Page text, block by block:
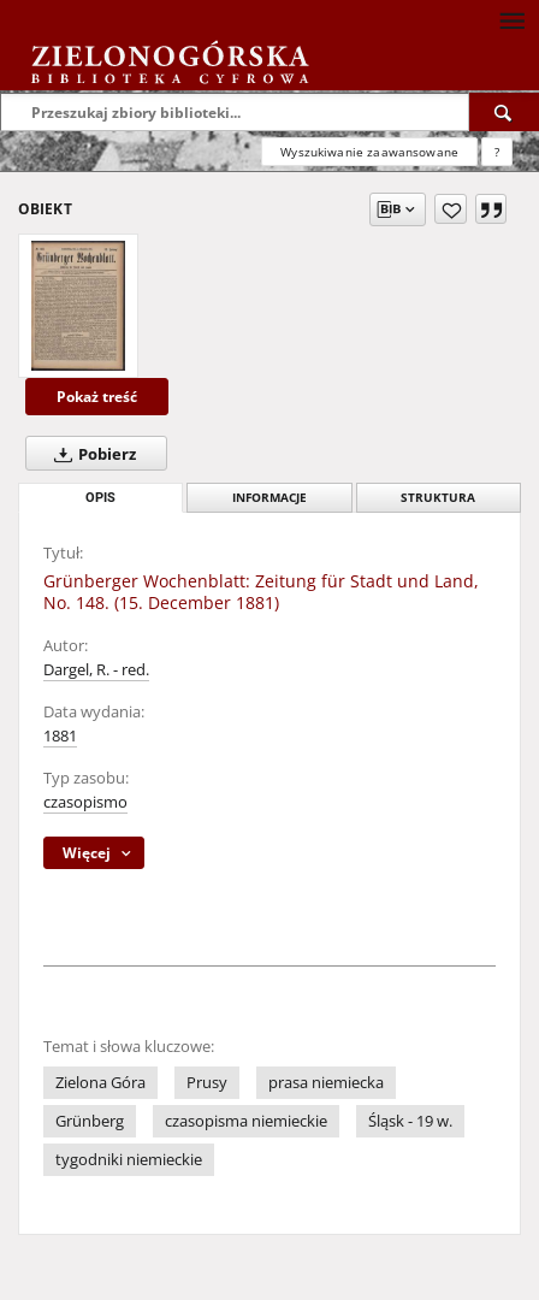
Wyszukiwanie zaawansowane ?
OBIEKT
Pokaż treść
Pobierz
OPIS INFORMACJE STRUKTURA
Tytuł:
Grünberger Wochenblatt: Zeitung für Stadt und Land,
No. 148. (15. December 1881)
Autor:
Dargel, R. - red.
Data wydania:
1881
Typ zasobu:
czasopismo
Więcej
Temat i słowa kluczowe:
Zielona Góra
Prusy
prasa niemiecka
Grünberg
czasopisma niemieckie
Śląsk - 19 w.
tygodniki niemieckie